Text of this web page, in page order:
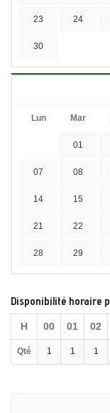
23 24
30
Lun Mar
01
07 08
14 15
21 22
28 29
Disponibilité horaire
H 00 01 02
Qté 1 1 1